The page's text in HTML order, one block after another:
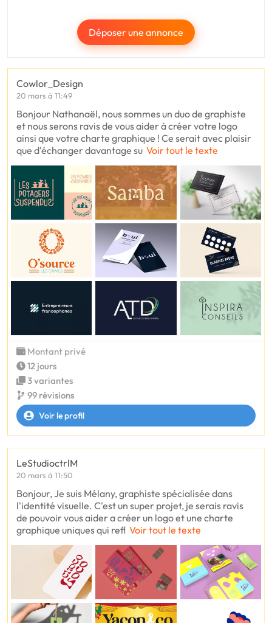
Déposer une annonce
Cowlor_Design
20 mars à 11:49
Bonjour Nathanaël, nous sommes un duo de graphiste
et nous serons ravis de vous aider à créer votre logo
ainsi que votre charte graphique ! Ce serait avec plaisir
que d'échanger davantage su Voir tout le texte
Montant privé
12 jours
3 variantes
99 révisions
Voir le profil
LeStudioctrlM
20 mars à 11:50
Bonjour, Je suis Mélany, graphiste spécialisée dans
l'identité visuelle. C'est un super projet, je serais ravis
de pouvoir vous aider a créer un logo et une charte
graphique uniques qui refl Voir tout le texte